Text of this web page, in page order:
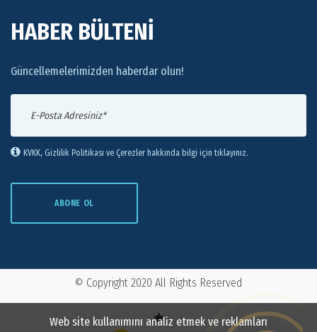
HABER BÜLTENİ
Güncellemelerimizden haberdar olun!
KVKK, Gizlilik Politikası ve Çerezler hakkında bilgi için tıklayınız.
ABONE OL
© Copyright 2020 All Rights Reserved
Web site kullanımını analiz etmek ve reklamları